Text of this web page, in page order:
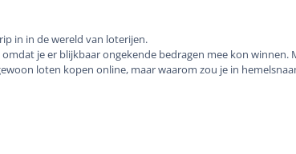
in in de wereld van loterijen.
je er blijkbaar ongekende bedragen mee kon
loten kopen online, maar waarom zou je in